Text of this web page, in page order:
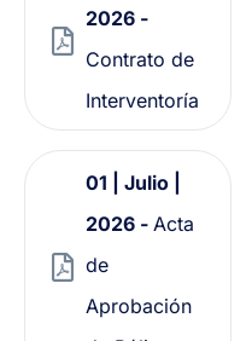
2026 -
Contrato de
Interventoría
01 | Julio |
2026 - Acta
de
Aprobación